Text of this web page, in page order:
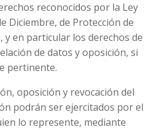
reconocidos por la Ley
Diciembre, de Protección de
y en particular los derechos de
de datos y oposición, si
pertinente.
oposición y revocación del
podrán ser ejercitados por el
lo represente, mediante